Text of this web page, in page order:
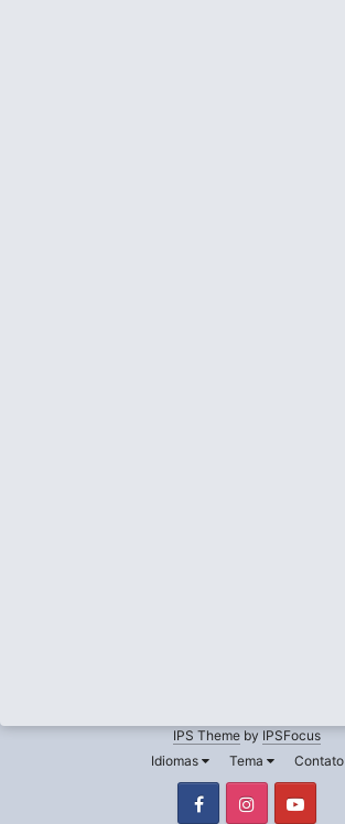
IPS Theme by IPSFocus
Idiomas
Tema Contato
FacebookInstagram